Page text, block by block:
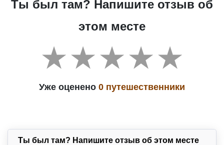
Ты был там? Напишите отзыв об
этом месте
Уже оценено 0 путешественники
Ты был там? Напишите отзыв об этом месте